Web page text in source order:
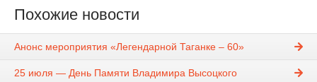
Похожие новости
Анонс мероприятия «Легендарной Таганке – 60»
25 июля — День Памяти Владимира Высоцкого